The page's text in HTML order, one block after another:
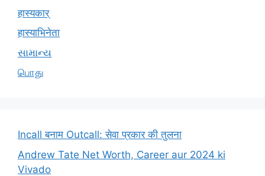
हास्यकार्
हास्याभिनेता
સામાન્ય
பொது
Incall बनाम Outcall: सेवा प्रकार की तुलना
Andrew Tate Net Worth, Career aur 2024 ki
Vivado